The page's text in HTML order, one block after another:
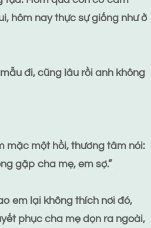
hôm nay thực sự giống như ở
đi, cũng lâu rồi anh không
mặc một hồi, thương tâm nói:
gặp cha mẹ, em sợ.”
em lại không thích nơi đó,
phục cha mẹ dọn ra ngoài,